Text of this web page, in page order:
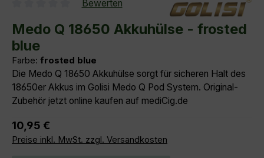
Durchschnittliche Bewertung von 0 von 5 Sternen
Bewerten
Medo Q 18650 Akkuhülse - frosted
blue
Farbe: frosted blue
Die Medo Q 18650 Akkuhülse sorgt für sicheren Halt des
18650er Akkus im Golisi Medo Q Pod System. Original-
Zubehör jetzt online kaufen auf mediCig.de
Regulärer Preis:
10,95 €
Preise inkl. MwSt. zzgl. Versandkosten